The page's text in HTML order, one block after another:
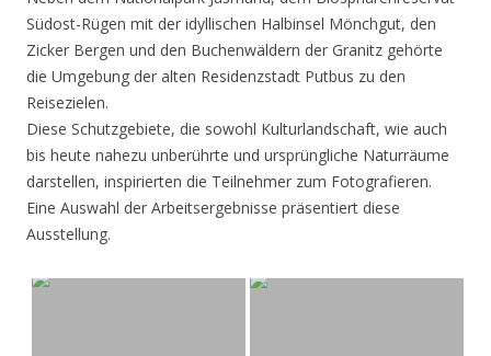
Südost-Rügen mit der idyllischen Halbinsel Mönchgut, den
Zicker Bergen und den Buchenwäldern der Granitz gehörte
die Umgebung der alten Residenzstadt Putbus zu den
Reisezielen.
Diese Schutzgebiete, die sowohl Kulturlandschaft, wie auch
bis heute nahezu unberührte und ursprüngliche Naturräume
darstellen, inspirierten die Teilnehmer zum Fotografieren.
Eine Auswahl der Arbeitsergebnisse präsentiert diese
Ausstellung.